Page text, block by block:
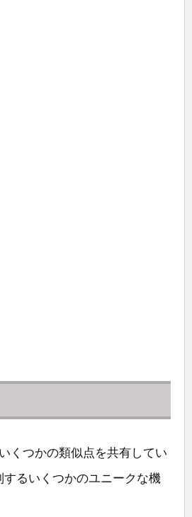
くつかの類似点を共有してい
するいくつかのユニークな機